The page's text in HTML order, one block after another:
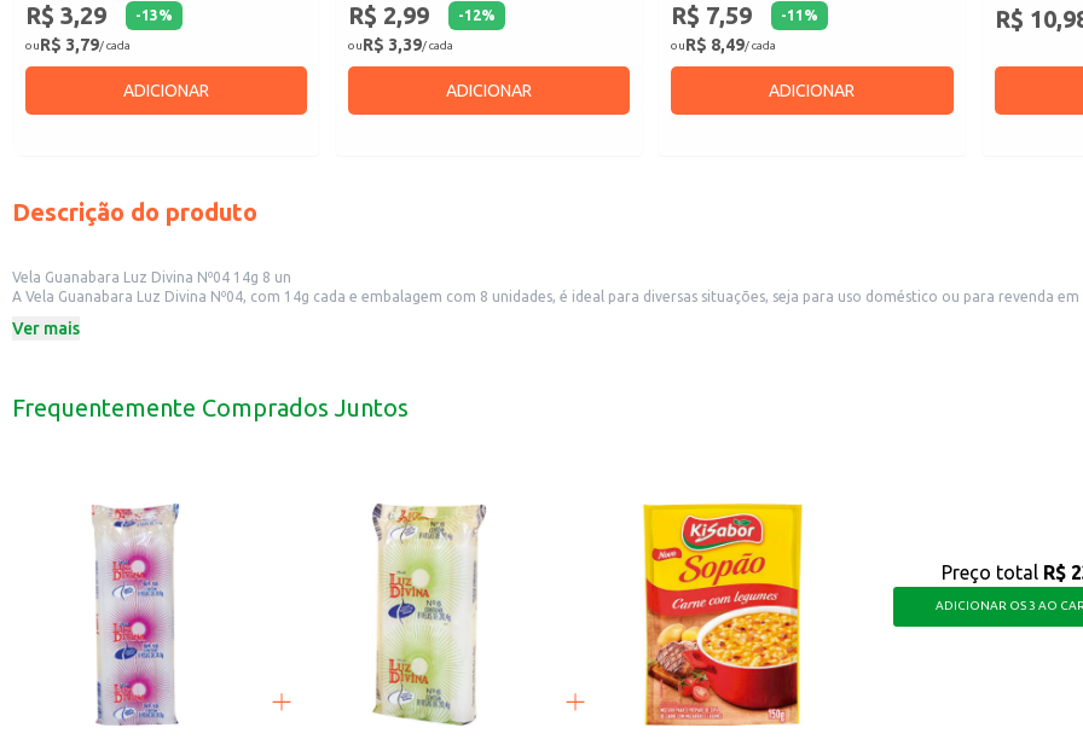
R$ 3,29 -13%
ouR$ 3,79/ cada
ADICIONAR
R$ 2,99 -12%
ouR$ 3,39/ cada
ADICIONAR
R$ 7,59 -11 %
ouR$ 8,49/ cada
ADICIONAR
R$
Descrição do produto
Vela Guanabara Luz Divina Nº04 14g 8 un
A Vela Guanabara Luz Divina Nº04, com 14g cada e embalagem com 8 unidades, é ideal para diversas situações, seja para uso doméstico ou para revenda
Dicas de Uso:
Ótima opção para revenda em lojas de conveniência e artigos religiosos.
Ver mais
Frequentemente Comprados Juntos
Preço total R$
ADICIONAR OS 3 AO